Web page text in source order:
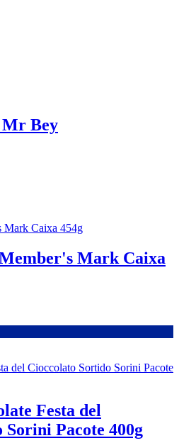
Mr Bey
Mark Caixa
Festa del
Pacote 400g